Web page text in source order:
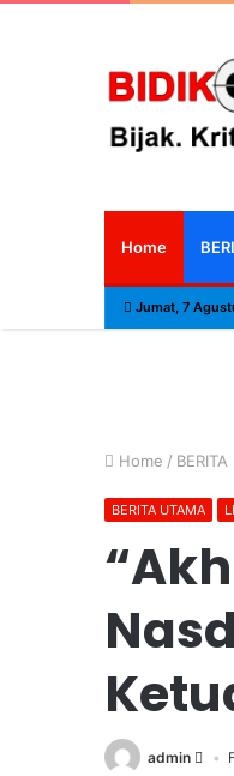
Home
Jumat, 7
Home /
BERITA UTAMA
admin